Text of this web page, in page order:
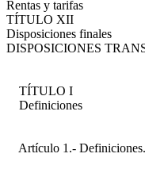
Rentas y tarifas
TÍTULO XII
Disposiciones finales
DISPOSICIONES
TÍTULO I
Definiciones
Artículo 1.- Definiciones.